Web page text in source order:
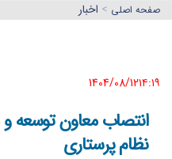
صفحه اصلي > اخبار
1404/08/12١٤:١٩
انتصاب معاون توسعه
نظام پرستاری